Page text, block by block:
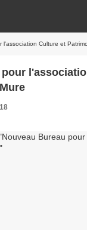
l'association Culture et
Culture